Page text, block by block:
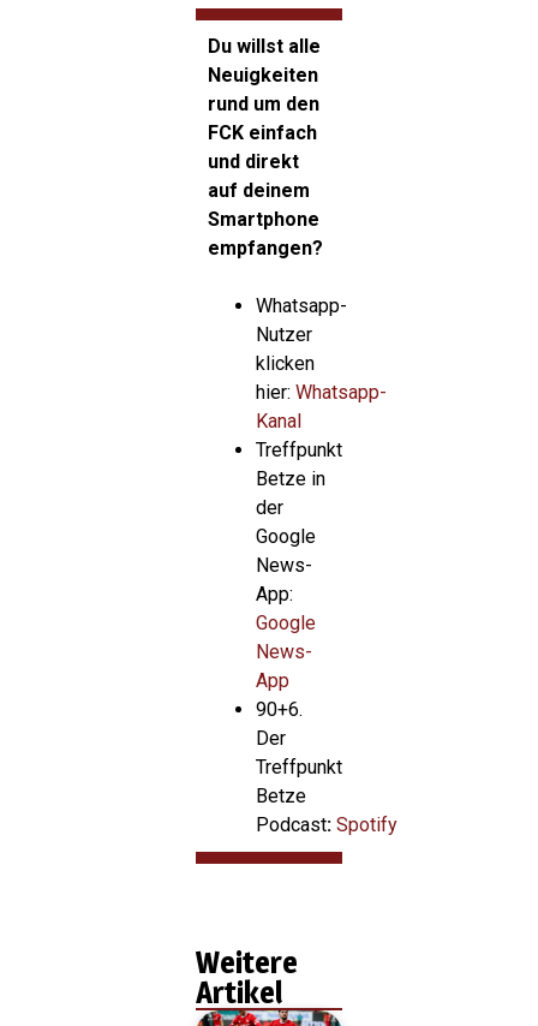
Du willst alle
Neuigkeiten
rund um den
FCK einfach
und direkt
auf deinem
Smartphone
empfangen?
Whatsapp-
Nutzer
klicken
hier: Whatsapp-
Kanal
Treffpunkt
Betze in
der
Google
News-
App:
Google
News-
App
90+6.
Der
Treffpunkt
Betze
Podcast: Spotify
Weitere
Artikel